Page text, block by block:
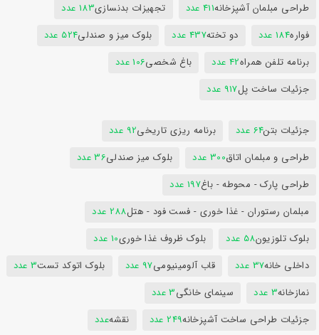
طراحی مبلمان آشپزخانه411 عدد تجهیزات بدنسازی183 عدد
فواره184 عدد دو تخته437 عدد بلوک میز و صندلی524 عدد
برنامه تلفن همراه42 عدد باغ شخصی106 عدد
جزئیات ساخت پل917 عدد
جزئیات بتن64 عدد برنامه ریزی تاریخی92 عدد
طراحی و مبلمان اتاق300 عدد بلوک میز صندلی36 عدد
طراحی پارک - محوطه - باغ197 عدد
مبلمان رستوران - غذا خوری - فست فود - هتل288 عدد
بلوک تلوزیون58 عدد بلوک ظروف غذا خوری10 عدد
داخلی خانه37 عدد قاب آلومینیومی97 عدد بلوک اتوکد تست3 عدد
نمازخانه3 عدد سینمای خانگی3 عدد
جزئیات طراحی ساخت آشپزخانه249 عدد نقشهعدد